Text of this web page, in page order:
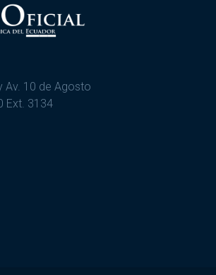
Av. 10 de Agosto
Ext. 3134